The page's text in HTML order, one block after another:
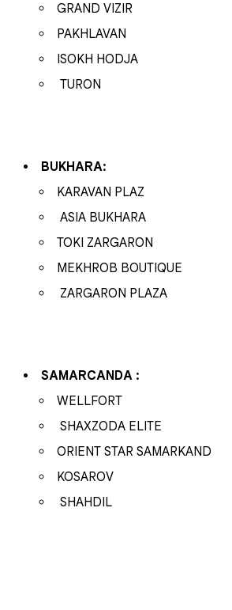
GRAND VIZIR
PAKHLAVAN
ISOKH HODJA
TURON
BUKHARA:
KARAVAN PLAZ
ASIA BUKHARA
TOKI ZARGARON
MEKHROB BOUTIQUE
ZARGARON PLAZA
SAMARCANDA :
WELLFORT
SHAXZODA ELITE
ORIENT STAR SAMARKAND
KOSAROV
SHAHDIL